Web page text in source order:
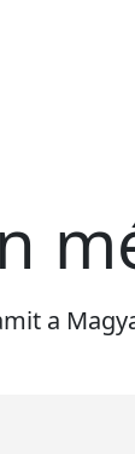
a